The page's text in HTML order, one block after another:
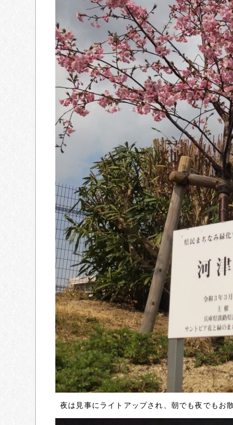
夜は見事にライトアップされ、朝でも夜でもお